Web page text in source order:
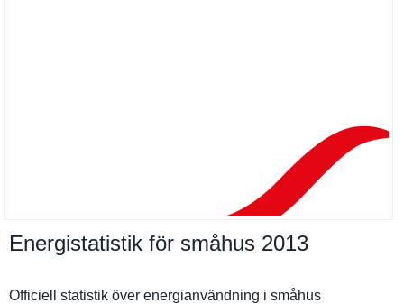
Energistatistik för småhus 2013
Officiell statistik över energianvä­ndning i småhus